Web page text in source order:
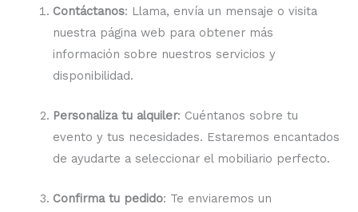
Contáctanos: Llama, envía un mensaje o visita
nuestra página web para obtener más
información sobre nuestros servicios y
disponibilidad.
Personaliza tu alquiler: Cuéntanos sobre tu
evento y tus necesidades. Estaremos encantados
de ayudarte a seleccionar el mobiliario perfecto.
Confirma tu pedido: Te enviaremos un